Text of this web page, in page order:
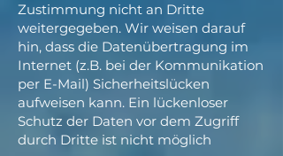
Zustimmung nicht an Dritte
weitergegeben. Wir weisen darauf
hin, dass die Datenübertragung im
Internet (z.B. bei der Kommunikation
per E-Mail) Sicherheitslücken
aufweisen kann. Ein lückenloser
Schutz der Daten vor dem Zugriff
durch Dritte ist nicht möglich